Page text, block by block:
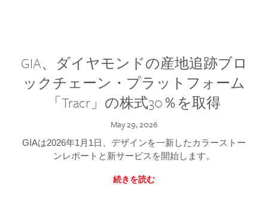
GIA、ダイヤモンドの産地追跡ブロ
ックチェーン・プラットフォーム
「Tracr」の株式30％を取得
May 29, 2026
GIAは2026年1月1日、デザインを一新したカラーストー
ンレポートと新サービスを開始します。
続きを読む